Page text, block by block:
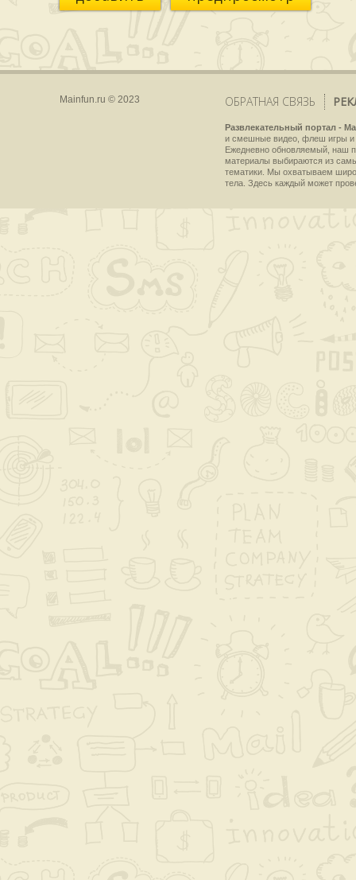
Mainfun.ru © 2023 ОБРАТНАЯ СВЯЗЬ
Развлекательный портал -
и смешные видео, флеш игры и
Ежедневно обновляемый, наш
материалы выбираются из
тематики. Мы охватываем
тела. Здесь каждый может